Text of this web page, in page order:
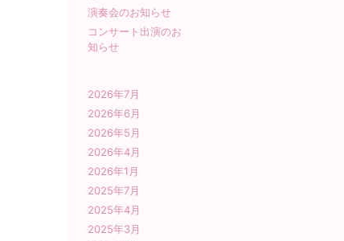
演奏会のお知らせ
コンサート出演のお
知らせ
2026年7月
2026年6月
2026年5月
2026年4月
2026年1月
2025年7月
2025年4月
2025年3月